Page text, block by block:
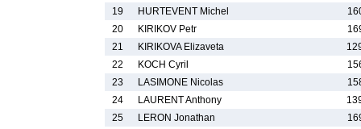
19
HURTEVENT Michel
20
KIRIKOV Petr
21
KIRIKOVA Elizaveta
22
KOCH Cyril
23
LASIMONE Nicolas
24
LAURENT Anthony
25
LERON Jonathan